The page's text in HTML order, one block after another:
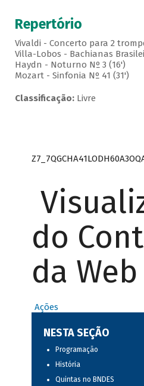
Repertório
Vivaldi - Concerto para 2
Villa-Lobos - Bachianas
Haydn - Noturno Nº 3 (16')
Mozart - Sinfonia Nº 41 (31')
Classificação:Livre
do
da Web
Ações
NESTA SEÇÃO
Programação
História
Quintas no BNDES